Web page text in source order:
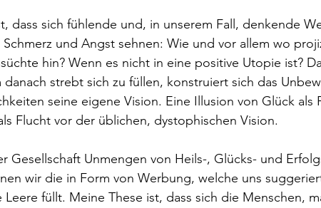
dass sich fühlende und, in unserem Fall, denkende
und Angst sehnen: Wie und vor allem wo
hin? Wenn es nicht in eine positive Utopie ist?
strebt sich zu füllen, konstruiert sich das
seine eigene Vision. Eine Illusion von Glück als
Flucht vor der üblichen, dystophischen Vision.
Gesellschaft Unmengen von Heils-, Glücks- und
wir die in Form von Werbung, welche uns
Leere füllt. Meine These ist, dass sich die Menschen,